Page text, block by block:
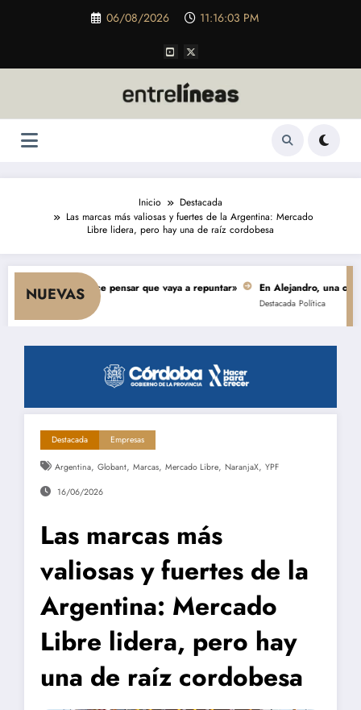
06/08/2026 11:16:04 PM
Inicio
Destacada
Las marcas más valiosas y fuertes de la Argentina: Mercado
Libre lidera, pero hay una de raíz cordobesa
NUEVAS
nada hace pensar que vaya a repuntar» En Alejandro, una obra de $
Política
Destacada Empresas
Argentina, Globant, Marcas, Mercado Libre, NaranjaX, YPF
16/06/2026
Las marcas más
valiosas y fuertes de la
Argentina: Mercado
Libre lidera, pero hay
una de raíz cordobesa